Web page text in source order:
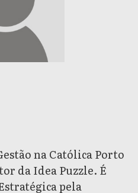
na Católica Porto
da Idea Puzzle. É
pela